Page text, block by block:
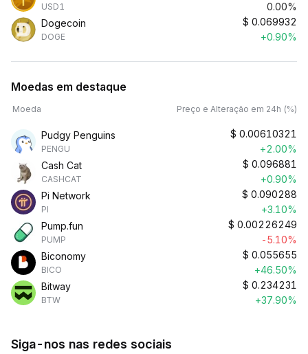
USD1
0.00%
Dogecoin
DOGE
$ 0.069932
+0.90%
Moedas em destaque
Moeda Preço e Alteração em 24h (%)
Pudgy Penguins
PENGU
$ 0.00610321
+2.00%
Cash Cat
CASHCAT
$ 0.096881
+0.90%
Pi Network
PI
$ 0.090288
+3.10%
Pump.fun
PUMP
$ 0.00226249
-5.10%
Biconomy
BICO
$ 0.055655
+46.50%
Bitway
BTW
$ 0.234231
+37.90%
Siga-nos nas redes sociais